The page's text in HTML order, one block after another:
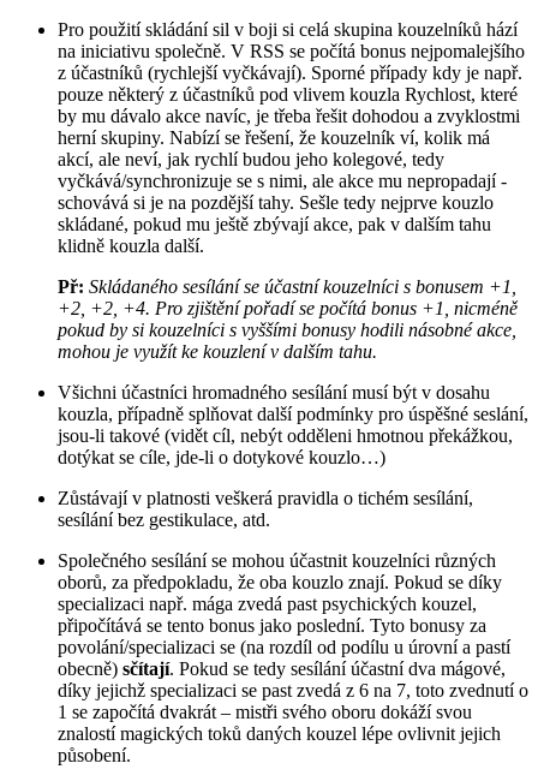
Pro použití skládání sil v boji si celá skupina kouzelníků hází
na iniciativu společně. V RSS se počítá bonus nejpomalejšího
z účastníků (rychlejší vyčkávají). Sporné případy kdy je např.
pouze některý z účastníků pod vlivem kouzla Rychlost, které
by mu dávalo akce navíc, je třeba řešit dohodou a zvyklostmi
herní skupiny. Nabízí se řešení, že kouzelník ví, kolik má
akcí, ale neví, jak rychlí budou jeho kolegové, tedy
vyčkává/synchronizuje se s nimi, ale akce mu nepropadají -
schovává si je na pozdější tahy. Sešle tedy nejprve kouzlo
skládané, pokud mu ještě zbývají akce, pak v dalším tahu
klidně kouzla další.
Př: Skládaného sesílání se účastní kouzelníci s bonusem +1,
+2, +2, +4. Pro zjištění pořadí se počítá bonus +1, nicméně
pokud by si kouzelníci s vyššími bonusy hodili násobné akce,
mohou je využít ke kouzlení v dalším tahu.
Všichni účastníci hromadného sesílání musí být v dosahu
kouzla, případně splňovat další podmínky pro úspěšné seslání,
jsou-li takové (vidět cíl, nebýt odděleni hmotnou překážkou,
dotýkat se cíle, jde-li o dotykové kouzlo…)
Zůstávají v platnosti veškerá pravidla o tichém sesílání,
sesílání bez gestikulace, atd.
Společného sesílání se mohou účastnit kouzelníci různých
oborů, za předpokladu, že oba kouzlo znají. Pokud se díky
specializaci např. mága zvedá past psychických kouzel,
připočítává se tento bonus jako poslední. Tyto bonusy za
povolání/specializaci se (na rozdíl od podílu u úrovní a pastí
obecně) sčítají. Pokud se tedy sesílání účastní dva mágové,
díky jejichž specializaci se past zvedá z 6 na 7, toto zvednutí o
1 se započítá dvakrát – mistři svého oboru dokáží svou
znalostí magických toků daných kouzel lépe ovlivnit jejich
působení.